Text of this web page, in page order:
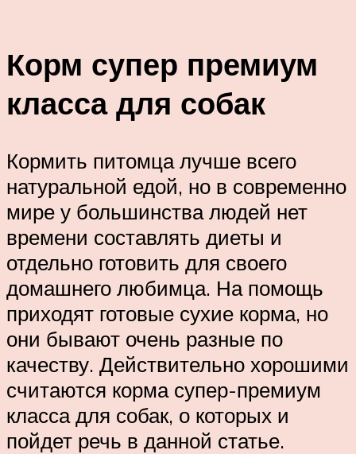
Корм супер премиум
класса для собак
Кормить питомца лучше всего
натуральной едой, но в современно
мире у большинства людей нет
времени составлять диеты и
отдельно готовить для своего
домашнего любимца. На помощь
приходят готовые сухие корма, но
они бывают очень разные по
качеству. Действительно хорошими
считаются корма супер-премиум
класса для собак, о которых и
пойдет речь в данной статье.